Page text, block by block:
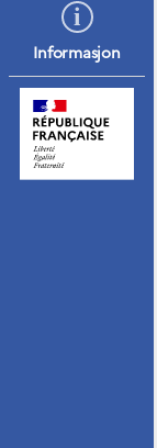
Informasjon